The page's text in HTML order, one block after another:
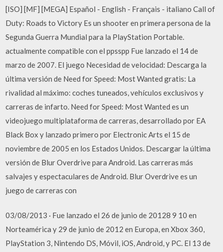
[ISO] [MF] [MEGA] Español - English - Français - italiano Call of
Duty: Roads to Victory Es un shooter en primera persona de la
Segunda Guerra Mundial para la PlayStation Portable.
actualmente compatible con el ppsspp Fue lanzado el 14 de
marzo de 2007. El juego Necesidad de velocidad: Descarga la
última versión de Need for Speed: Most Wanted gratis: La
rivalidad al máximo: coches tuneados, vehículos exclusivos y
carreras de infarto. Need for Speed: Most Wanted es un
videojuego multiplataforma de carreras, desarrollado por EA
Black Box y lanzado primero por Electronic Arts el 15 de
noviembre de 2005 en los Estados Unidos. Descargar la última
versión de Blur Overdrive para Android. Las carreras más
salvajes y espectaculares de Android. Blur Overdrive es un
juego de carreras con
03/08/2013 · Fue lanzado el 26 de junio de 20128 9 10 en
Norteamérica y 29 de junio de 2012 en Europa, en Xbox 360,
PlayStation 3, Nintendo DS, Móvil, iOS, Android, y PC. El 13 de